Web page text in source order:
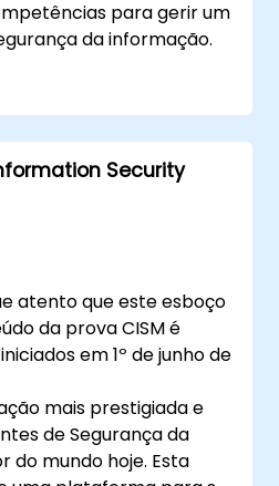
para gerir um
da informação.
sobre gestão de
a incidentes e
continuidade.
para o exame
Security
atento que este esboço
da prova CISM é
em 1º de junho de
mais prestigiada e
de Segurança da
do mundo hoje. Esta